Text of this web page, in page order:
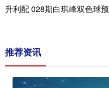
升利配 028期白琪峰双色球
推荐资讯